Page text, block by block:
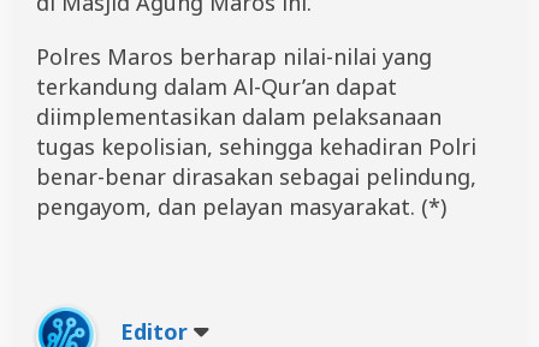
Polres Maros berharap nilai-nilai yang
terkandung dalam Al-Qur’an dapat
diimplementasikan dalam pelaksanaan
tugas kepolisian, sehingga kehadiran Polri
benar-benar dirasakan sebagai pelindung,
pengayom, dan pelayan masyarakat. (*)
Editor